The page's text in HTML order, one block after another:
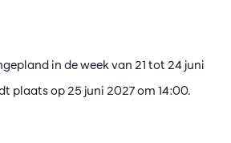
in de week van 21 tot 24 juni
plaats op 25 juni 2027 om 14:00.